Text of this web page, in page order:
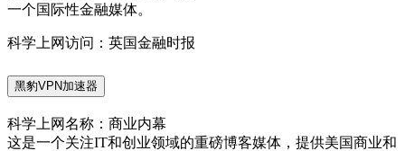
一个国际性金融媒体。
科学上网访问：英国金融时报
黑豹VPN加速器
科学上网名称：商业内幕
这是一个关注IT和创业领域的重磅博客媒体，提供美国商业和